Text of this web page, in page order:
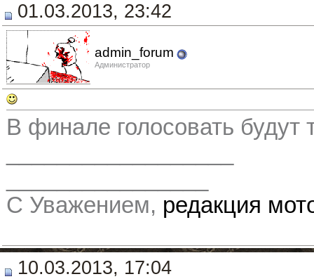
01.03.2013, 23:42
admin_forum
Администратор
В финале голосовать будут
С Уважением, редакция
10.03.2013, 17:04